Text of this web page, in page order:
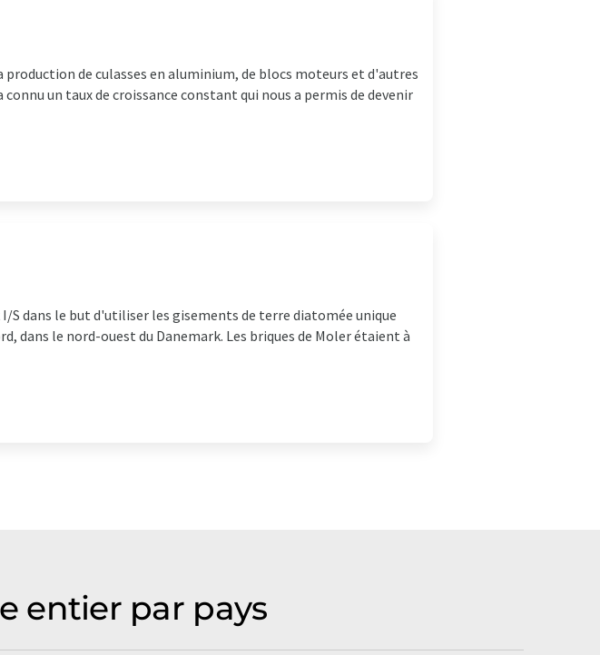
production de culasses en aluminium, de blocs moteurs et d'autres
un taux de croissance constant qui nous a permis de devenir
S dans le but d'utiliser les gisements de terre diatomée unique
dans le nord-ouest du Danemark. Les briques de Moler étaient à
entier par pays